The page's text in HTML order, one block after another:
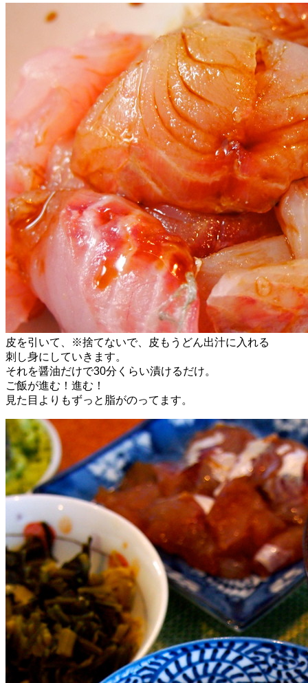
皮を引いて、※捨てないで、皮もうどん出汁に入れる
刺し身にしていきます。
それを醤油だけで30分くらい漬けるだけ。
ご飯が進む！進む！
見た目よりもずっと脂がのってます。